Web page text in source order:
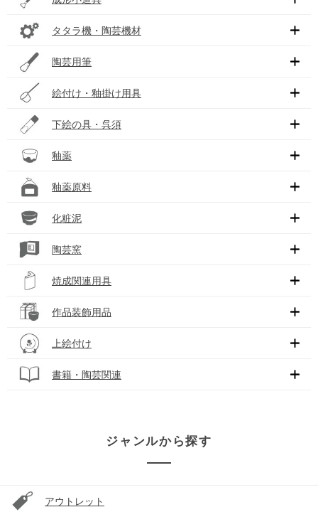
タタラ機・陶芸機材
陶芸用筆
絵付け・釉掛け用具
下絵の具・呉須
釉薬
釉薬原料
化粧泥
陶芸窯
焼成関連用具
作品装飾用品
上絵付け
書籍・陶芸関連
ジャンルから探す
アウトレット